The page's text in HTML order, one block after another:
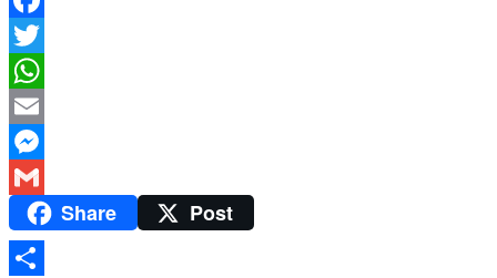
Facebook
Twitter
WhatsApp
Email
Messenger
Gmail Share Post